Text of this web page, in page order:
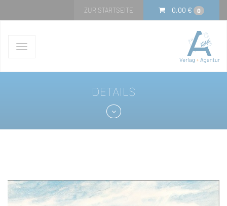
0,00 € 0
ZUR STARTSEITE
Navigation
DETAILS